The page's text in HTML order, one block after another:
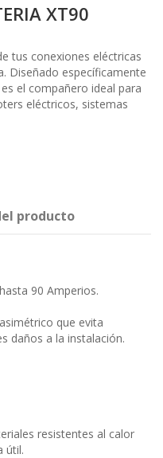
XT90
tus conexiones eléctricas
Diseñado específicamente
el compañero ideal para
eléctricos, sistemas
producto
90 Amperios.
que evita
daños a la instalación.
resistentes al calor
útil.